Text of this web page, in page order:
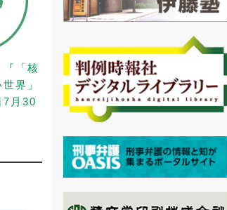
『「核
界」
7月30